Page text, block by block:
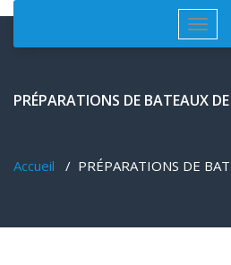
la
PRÉPARATIONS DE BATEAUX
Accueil / PRÉPARATIONS DE